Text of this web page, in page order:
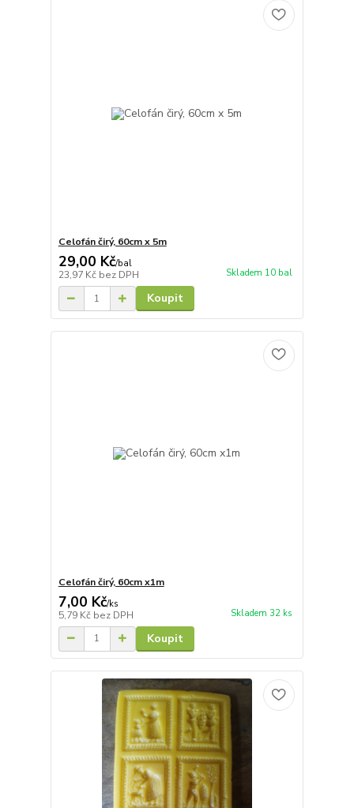
Celofán čirý, 60cm x 5m
29,00 Kč/bal
23,97 Kč bez DPH Skladem 10 bal
Koupit
Celofán čirý, 60cm x1m
7,00 Kč/ks
5,79 Kč bez DPH Skladem 32 ks
Koupit